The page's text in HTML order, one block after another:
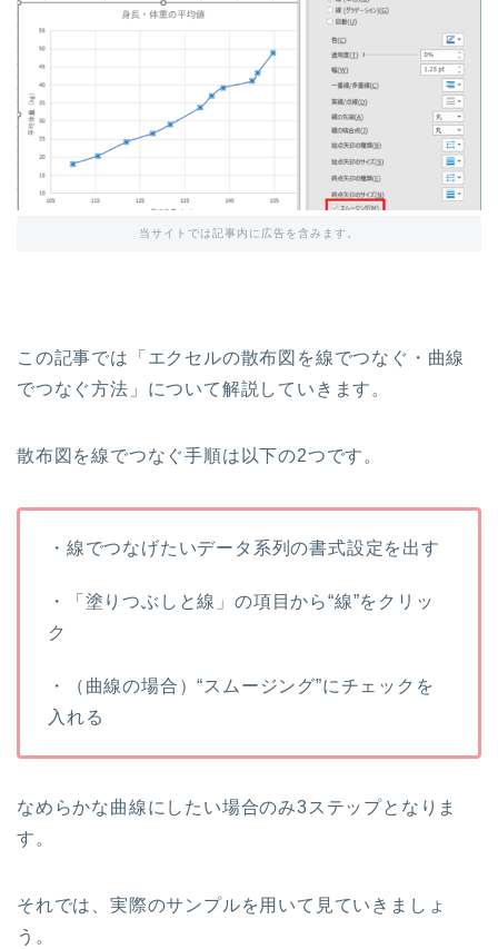
当サイトでは記事内に広告を含みます。
この記事では「エクセルの散布図を線でつなぐ・曲線
でつなぐ方法」について解説していきます。
散布図を線でつなぐ手順は以下の2つです。
・線でつなげたいデータ系列の書式設定を出す
・「塗りつぶしと線」の項目から“線”をクリッ
ク
・（曲線の場合）“スムージング”にチェックを
入れる
なめらかな曲線にしたい場合のみ3ステップとなりま
す。
それでは、実際のサンプルを用いて見ていきましょ
う。